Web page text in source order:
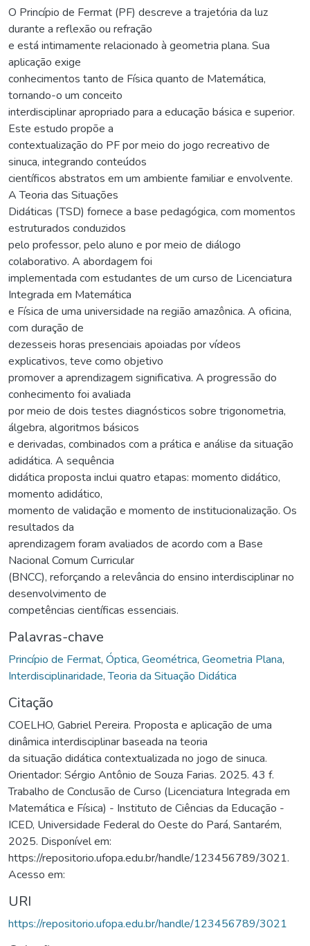
O Princípio de Fermat (PF) descreve a trajetória da luz
durante a reflexão ou refração
e está intimamente relacionado à geometria plana. Sua
aplicação exige
conhecimentos tanto de Física quanto de Matemática,
tornando-o um conceito
interdisciplinar apropriado para a educação básica e superior.
Este estudo propõe a
contextualização do PF por meio do jogo recreativo de
sinuca, integrando conteúdos
científicos abstratos em um ambiente familiar e envolvente.
A Teoria das Situações
Didáticas (TSD) fornece a base pedagógica, com momentos
estruturados conduzidos
pelo professor, pelo aluno e por meio de diálogo
colaborativo. A abordagem foi
implementada com estudantes de um curso de Licenciatura
Integrada em Matemática
e Física de uma universidade na região amazônica. A oficina,
com duração de
dezesseis horas presenciais apoiadas por vídeos
explicativos, teve como objetivo
promover a aprendizagem significativa. A progressão do
conhecimento foi avaliada
por meio de dois testes diagnósticos sobre trigonometria,
álgebra, algoritmos básicos
e derivadas, combinados com a prática e análise da situação
adidática. A sequência
didática proposta inclui quatro etapas: momento didático,
momento adidático,
momento de validação e momento de institucionalização. Os
resultados da
aprendizagem foram avaliados de acordo com a Base
Nacional Comum Curricular
(BNCC), reforçando a relevância do ensino interdisciplinar no
desenvolvimento de
competências científicas essenciais.
Palavras-chave
Princípio de Fermat, Óptica, Geométrica, Geometria Plana,
Interdisciplinaridade,Teoria da Situação Didática
Citação
COELHO, Gabriel Pereira. Proposta e aplicação de uma
dinâmica interdisciplinar baseada na teoria
da situação didática contextualizada no jogo de sinuca.
Orientador: Sérgio Antônio de Souza Farias. 2025. 43 f.
Trabalho de Conclusão de Curso (Licenciatura Integrada em
Matemática e Física) - Instituto de Ciências da Educação -
ICED, Universidade Federal do Oeste do Pará, Santarém,
2025. Disponível em:
https://repositorio.ufopa.edu.br/handle/123456789/3021.
Acesso em:
URI
https://repositorio.ufopa.edu.br/handle/123456789/3021